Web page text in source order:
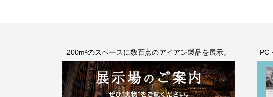
200m²のスペースに数百点のアイアン製品を展示。 PC